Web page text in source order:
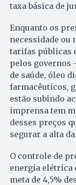
taxa básica de
Enquanto os
necessidade ou
tarifas públicas
pelos governos
de saúde, óleo
farmacêuticos,
estão subindo
imprensa tem
desses preços
segurar a alta
O controle de
energia elétrica
meta de 4,5%